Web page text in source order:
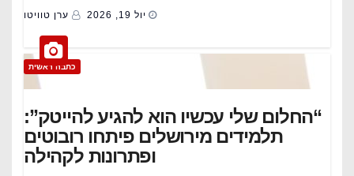
יול 19, 2026 ערן טוויטו
כתבה ראשית
“החלום שלי עכשיו הוא להגיע להייטק”:
תלמידים מירושלים פיתחו רובוטים
ופתרונות לקהילה